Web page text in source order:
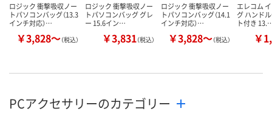
ロジック 衝撃吸収ノー
トパソコンバッグ（13.3
インチ対応）…
￥3,828～（税込）
ロジック 衝撃吸収ノー
トパソコンバッグ グレ
ー 15.6イン…
￥3,831（税込）
ロジック 衝撃吸収ノー
トパソコンバッグ（14.1
インチ対応）…
￥3,828～（税込）
エレコム
グ ハンド
ト付き
￥
PCアクセサリーのカテゴリー